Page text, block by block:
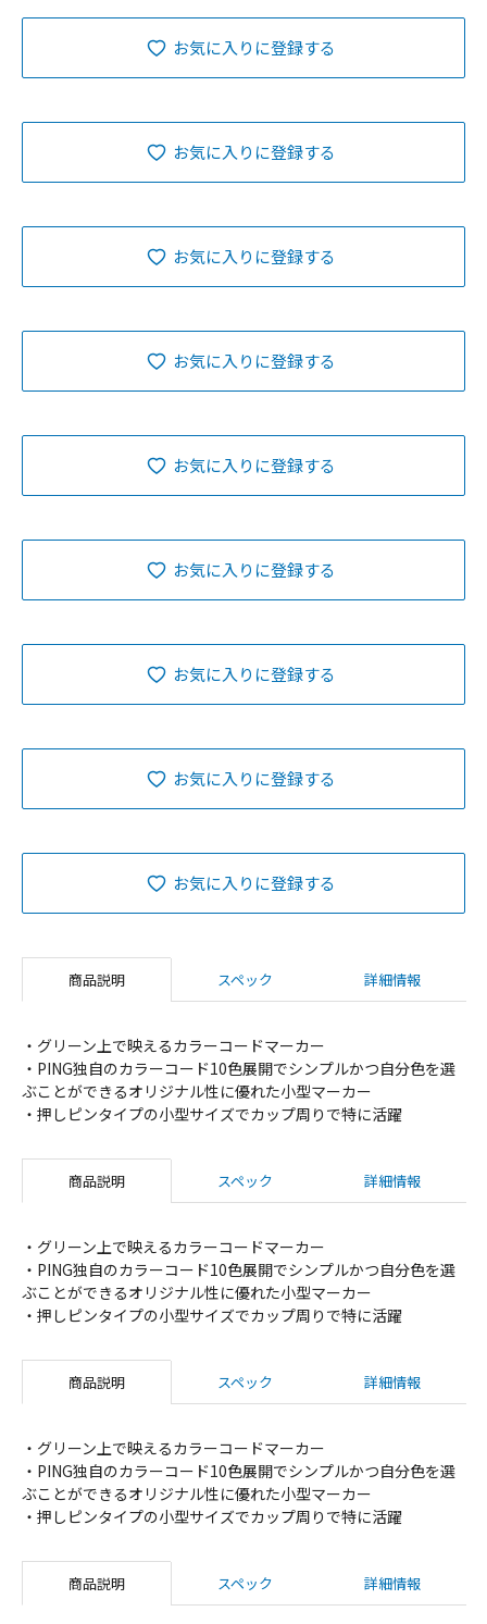
お気に入りに登録する
お気に入りに登録する
お気に入りに登録する
お気に入りに登録する
お気に入りに登録する
お気に入りに登録する
お気に入りに登録する
お気に入りに登録する
お気に入りに登録する
商品説明 スペック 詳細情報
・グリーン上で映えるカラーコードマーカー
・PING独自のカラーコード10色展開でシンプルかつ自分色を選
ぶことができるオリジナル性に優れた小型マーカー
・押しピンタイプの小型サイズでカップ周りで特に活躍
商品説明 スペック 詳細情報
・グリーン上で映えるカラーコードマーカー
・PING独自のカラーコード10色展開でシンプルかつ自分色を選
ぶことができるオリジナル性に優れた小型マーカー
・押しピンタイプの小型サイズでカップ周りで特に活躍
商品説明 スペック 詳細情報
・グリーン上で映えるカラーコードマーカー
・PING独自のカラーコード10色展開でシンプルかつ自分色を選
ぶことができるオリジナル性に優れた小型マーカー
・押しピンタイプの小型サイズでカップ周りで特に活躍
商品説明 スペック 詳細情報